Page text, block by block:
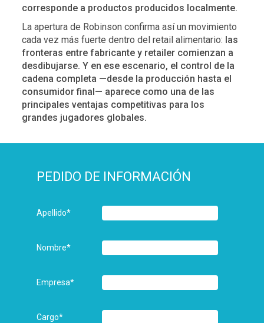
corresponde a productos producidos localmente.
La apertura de Robinson confirma así un movimiento
cada vez más fuerte dentro del retail alimentario: las
fronteras entre fabricante y retailer comienzan a
desdibujarse. Y en ese escenario, el control de la
cadena completa —desde la producción hasta el
consumidor final— aparece como una de las
principales ventajas competitivas para los
grandes jugadores globales.
PEDIDO DE INFORMACIÓN
Apellido*
Nombre*
Empresa*
Cargo*